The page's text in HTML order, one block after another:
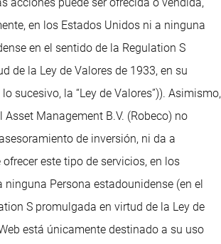
en los Estados Unidos ni a ninguna
en el sentido de la Regulation S
de la Ley de Valores de 1933, en su
sucesivo, la “Ley de Valores”)). Asimismo,
Management B.V. (Robeco) no
de inversión, ni da a
este tipo de servicios, en los
ninguna Persona estadounidense (en el
S promulgada en virtud de la Ley de
está únicamente destinado a su uso